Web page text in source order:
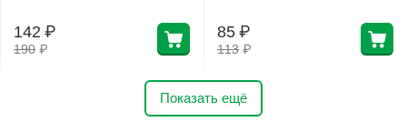
190 ₽
142 ₽
113 ₽
85 ₽
Показать ещё